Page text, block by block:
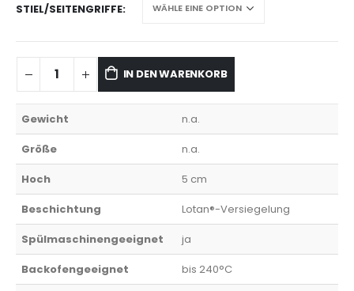
STIEL/SEITENGRIFFE
IN DEN WARENKORB
Gewicht
n.a.
Größe
n.a.
Hoch
5 cm
Beschichtung
Lotan®-Versiegelung
Spülmaschinengeeignet
ja
Backofengeeignet
bis 240°C